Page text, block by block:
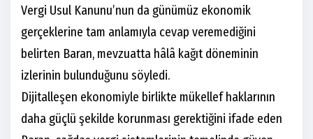
Vergi Usul Kanunu’nun da günümüz ekonomik
gerçeklerine tam anlamıyla cevap veremediğini
belirten Baran, mevzuatta hâlâ kağıt döneminin
izlerinin bulunduğunu söyledi.
Dijitalleşen ekonomiyle birlikte mükellef haklarının
daha güçlü şekilde korunması gerektiğini ifade eden